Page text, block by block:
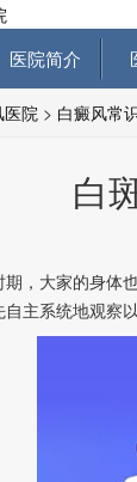
医院简介
医院 > 白癜风常
白
大家的身体也
主系统地观察